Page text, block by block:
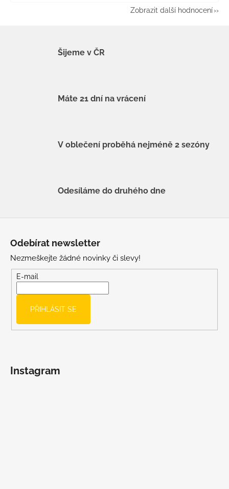
Zobrazit další hodnocení
Šijeme v ČR
Máte 21 dní na vrácení
V oblečení proběhá nejméně 2 sezóny
Odesíláme do druhého dne
Odebírat newsletter
Nezmeškejte žádné novinky či slevy!
E-mail
PŘIHLÁSIT SE
Instagram